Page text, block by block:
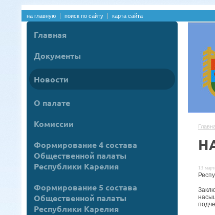
на главную поиск по сайту карта сайта
Главная
Документы
Новости
О палате
Комиссии
Формирование 4 состава
Общественной палаты
Республики Карелия
Формирование 5 состава
Общественной палаты
Республики Карелия
13